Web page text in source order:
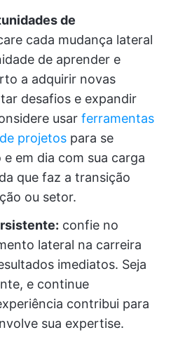
de
cada mudança lateral
de aprender e
a adquirir novas
desafios e expandir
usar ferramentas
projetos para se
em dia com sua carga
que faz a transição
ou setor.
confie no
lateral na carreira
imediatos. Seja
e continue
contribui para
sua expertise.